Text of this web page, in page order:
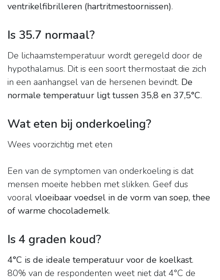
ventrikelfibrilleren (hartritmestoornissen).
Is 35.7 normaal?
De lichaamstemperatuur wordt geregeld door de
hypothalamus. Dit is een soort thermostaat die zich
in een aanhangsel van de hersenen bevindt. De
normale temperatuur ligt tussen 35,8 en 37,5°C.
Wat eten bij onderkoeling?
Wees voorzichtig met eten
Een van de symptomen van onderkoeling is dat
mensen moeite hebben met slikken. Geef dus
vooral vloeibaar voedsel in de vorm van soep, thee
of warme chocolademelk.
Is 4 graden koud?
4°C is de ideale temperatuur voor de koelkast.
80% van de respondenten weet niet dat 4°C de